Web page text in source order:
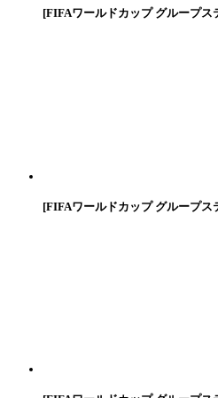
[FIFAワールドカップ グループス
[FIFAワールドカップ グループス